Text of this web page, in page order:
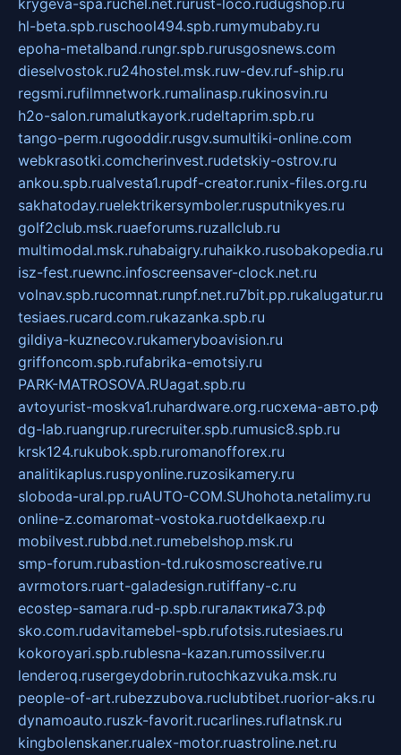
krygeva-spa.ruchel.net.rurust-loco.rudugshop.ru
hl-beta.spb.ruschool494.spb.rumymubaby.ru
epoha-metalband.rungr.spb.rurusgosnews.com
dieselvostok.ru24hostel.msk.ruw-dev.ruf-ship.ru
regsmi.rufilmnetwork.rumalinasp.rukinosvin.ru
h2o-salon.rumalutkayork.rudeltaprim.spb.ru
tango-perm.rugooddir.rusgv.sumultiki-online.com
webkrasotki.comcherinvest.rudetskiy-ostrov.ru
ankou.spb.rualvesta1.rupdf-creator.runix-files.org.ru
sakhatoday.ruelektrikersymboler.rusputnikyes.ru
golf2club.msk.ruaeforums.ruzallclub.ru
multimodal.msk.ruhabaigry.ruhaikko.rusobakopedia.ru
isz-fest.ruewnc.infoscreensaver-clock.net.ru
volnav.spb.rucomnat.runpf.net.ru7bit.pp.rukalugatur.ru
tesiaes.rucard.com.rukazanka.spb.ru
gildiya-kuznecov.rukameryboavision.ru
griffoncom.spb.rufabrika-emotsiy.ru
PARK-MATROSOVA.RUagat.spb.ru
avtoyurist-moskva1.ruhardware.org.ruсхема-авто.рф
dg-lab.ruangrup.rurecruiter.spb.rumusic8.spb.ru
krsk124.rukubok.spb.ruromanofforex.ru
analitikaplus.ruspyonline.ruzosikamery.ru
sloboda-ural.pp.ruAUTO-COM.SUhohota.netalimy.ru
online-z.comaromat-vostoka.ruotdelkaexp.ru
mobilvest.rubbd.net.rumebelshop.msk.ru
smp-forum.rubastion-td.rukosmoscreative.ru
avrmotors.ruart-galadesign.rutiffany-c.ru
ecostep-samara.rud-p.spb.ruгалактика73.рф
sko.com.rudavitamebel-spb.rufotsis.rutesiaes.ru
kokoroyari.spb.rublesna-kazan.rumossilver.ru
lenderoq.rusergeydobrin.rutochkazvuka.msk.ru
people-of-art.rubezzubova.ruclubtibet.ruorior-aks.ru
dynamoauto.ruszk-favorit.rucarlines.ruflatnsk.ru
kingbolenskaner.rualex-motor.ruastroline.net.ru